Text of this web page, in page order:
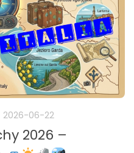
2026-06-22
2026 –